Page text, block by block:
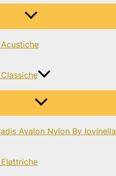
Avalon Nylon By Iovinella